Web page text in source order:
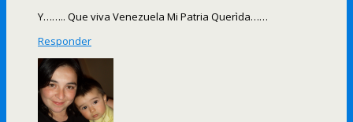
Y…….. Que viva Venezuela Mi Patria Querìda……
Responder